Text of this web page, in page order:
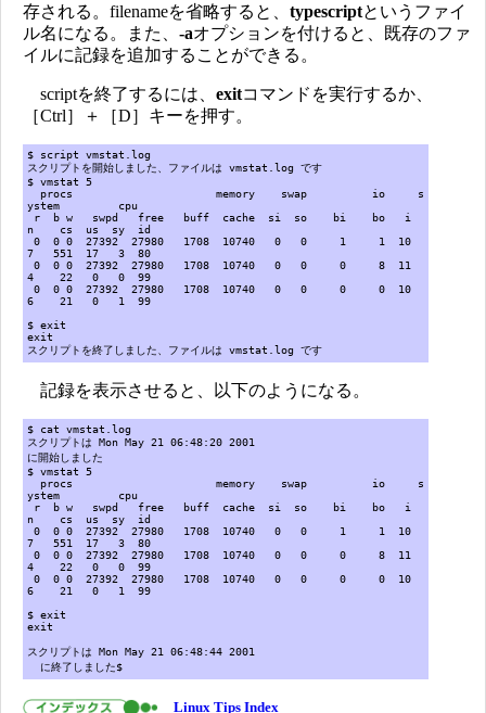
存される。filenameを省略すると、 typescriptというファイ
ル名になる。また、 -aオプションを付けると、既存のファ
イルに記録を追加することができる。
scriptを終了するには、 exitコマンドを実行するか、
［Ctrl］＋［D］キーを押す。
$ script vmstat.log
スクリプトを開始しました、ファイルは vmstat.log です
$ vmstat 5
procs memory swap io s
ystem cpu
r b w swpd free buff cache si so bi bo i
n cs us sy id
0 0 0 27392 27980 1708 10740 0 0 1 1 10
7 551 17 3 80
0 0 0 27392 27980 1708 10740 0 0 0 8 11
4 22 0 0 99
0 0 0 27392 27980 1708 10740 0 0 0 0 10
6 21 0 1 99
$ exit
exit
スクリプトを終了しました、ファイルは vmstat.log です
記録を表示させると、以下のようになる。
$ cat vmstat.log
スクリプトは Mon May 21 06:48:20 2001
に開始しました
$ vmstat 5
procs memory swap io s
ystem cpu
r b w swpd free buff cache si so bi bo i
n cs us sy id
0 0 0 27392 27980 1708 10740 0 0 1 1 10
7 551 17 3 80
0 0 0 27392 27980 1708 10740 0 0 0 8 11
4 22 0 0 99
0 0 0 27392 27980 1708 10740 0 0 0 0 10
6 21 0 1 99
$ exit
exit
スクリプトは Mon May 21 06:48:44 2001
に終了しました$
Linux Tips Index